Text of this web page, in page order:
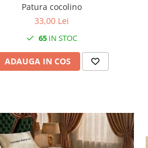
Patura cocolino
33,00 Lei
65 IN STOC
ADAUGA IN COS